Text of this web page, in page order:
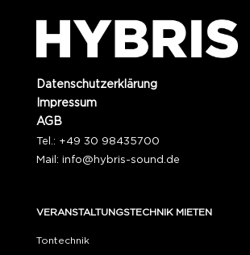
Datenschutzerklärung
Impressum
AGB
Tel.: +49 30 98435700
Mail: info@hybris-sound.de
VERANSTALTUNGSTECHNIK MIETEN
Tontechnik